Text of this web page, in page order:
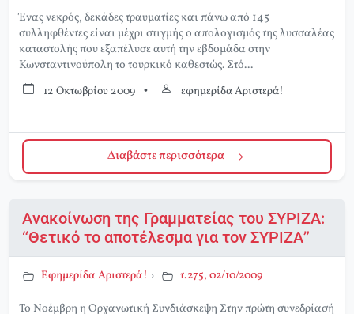
Ένας νεκρός, δεκάδες τραυματίες και πάνω από 145
συλληφθέντες είναι μέχρι στιγμής ο απολογισμός της λυσσαλέας
καταστολής που εξαπέλυσε αυτή την εβδομάδα στην
Κωνσταντινούπολη το τουρκικό καθεστώς. Στό...
12 Οκτωβρίου 2009 • εφημερίδα Αριστερά!
Διαβάστε περισσότερα
Ανακοίνωση της Γραμματείας του ΣΥΡΙΖΑ:
“Θετικό το αποτέλεσμα για τον ΣΥΡΙΖΑ”
Εφημερίδα Αριστερά! › τ.275, 02/10/2009
Το Νοέμβρη η Οργανωτική Συνδιάσκεψη Στην πρώτη συνεδρίασή